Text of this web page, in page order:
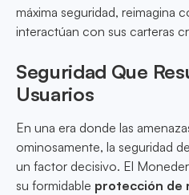
máxima seguridad, reimagina
interactúan con sus carteras
Seguridad Que
Usuarios
En una era donde las
ominosamente, la seguridad
un factor decisivo. El
su formidable protección de